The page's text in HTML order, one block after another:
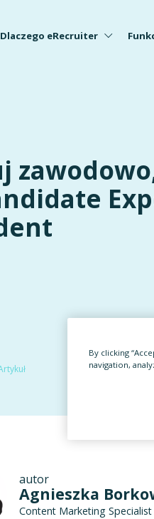
Dlaczego eRecruiter
autor
Agnieszka
Content Marketing Specialist
By clicking
navigation,